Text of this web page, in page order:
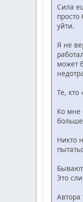
Сила
уйти.
Я не
может
Те,
Ко мне
Никто
Это